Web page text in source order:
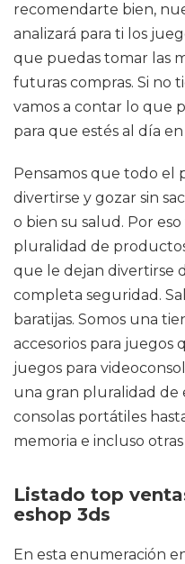
recomendarte bien,
analizará para ti los
que puedas tomar las
futuras compras. Si no
vamos a contar lo que
para que estés al día
Pensamos que todo el
divertirse y gozar sin
o bien su salud. Por
pluralidad de
que le dejan divertirse
completa seguridad.
baratijas. Somos una
accesorios para
juegos para
una gran pluralidad de
consolas portátiles
memoria e incluso
Listado top
eshop 3ds
En esta enumeración